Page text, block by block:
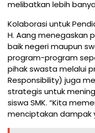
melibatkan lebih
Kolaborasi untuk
H. Aang menegaskan
baik negeri maupun
program-program
pihak swasta melalui
Responsibility) juga
strategis untuk
siswa SMK. “Kita
menciptakan dampak